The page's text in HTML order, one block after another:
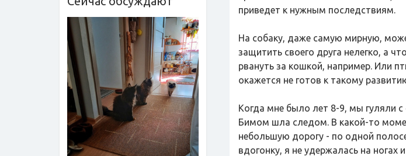
приведет к нужным последствиям.
На собаку, даже самую мирную,
защитить своего друга нелегко, а
рвануть за кошкой, например. Или
окажется не готов к такому
Когда мне было лет 8-9, мы гуляли
Бимом шла следом. В какой-то
небольшую дорогу - по одной
вдогонку, я не удержалась на ногах